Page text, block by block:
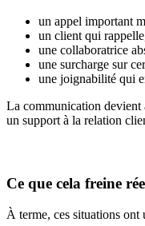
un appel important
un client qui
une collaboratrice
une surcharge sur
une joignabilité qui
La communication devient
un support à la relation
Ce que cela freine
À terme, ces situations ont